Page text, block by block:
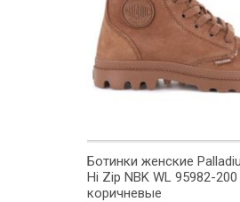
Ботинки женские
Hi Zip NBK WL 95982-
коричневые